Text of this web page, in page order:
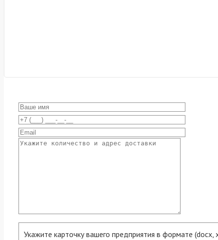
Укажите карточку вашего предприятия в формате (docx,